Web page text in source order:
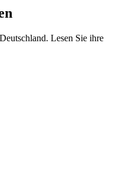
Lesen Sie ihre